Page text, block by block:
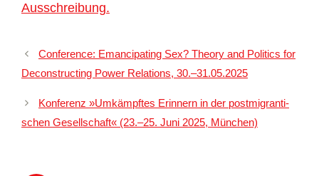
Aus­schrei­bung.
Con­fe­rence: Eman­ci­pa­ting Sex? Theory and Poli­tics for
Decon­s­truc­ting Power Rela­ti­ons, 30.–31.05.2025
Kon­fe­renz »Umkämpf­tes Erin­nern in der post­mi­gran­ti­
schen Gesell­schaft« (23.–25. Juni 2025, Mün­chen)